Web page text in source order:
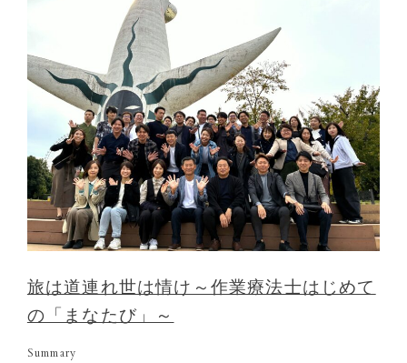
旅は道連れ世は情け～作業療法士はじめて
の「まなたび」～
Summary